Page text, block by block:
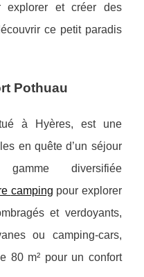
explorer et créer des
ce petit paradis
Pothuau
à Hyères, est une
en quête d’un séjour
diversifiée
camping pour explorer
et verdoyants,
ou camping-cars,
80 m² pour un confort